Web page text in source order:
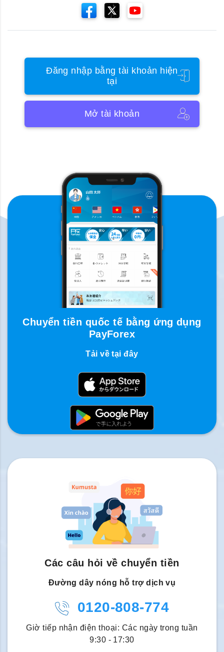
Đăng nhập bằng tài khoản hiện
tại
Mở tài khoản
Chuyển tiền quốc tế bằng ứng dụng
PayForex
Tải về tại đây
Các câu hỏi về chuyển tiền
Đường dây nóng hỗ trợ dịch vụ
0120-808-774
Giờ tiếp nhận điện thoại: Các ngày trong tuần
9:30 - 17:30